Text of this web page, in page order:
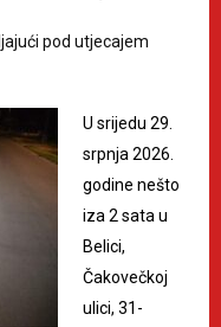
pod utjecajem
U srijedu 29.
srpnja 2026.
godine nešto
iza 2 sata u
Belici,
Čakovečkoj
ulici, 31-